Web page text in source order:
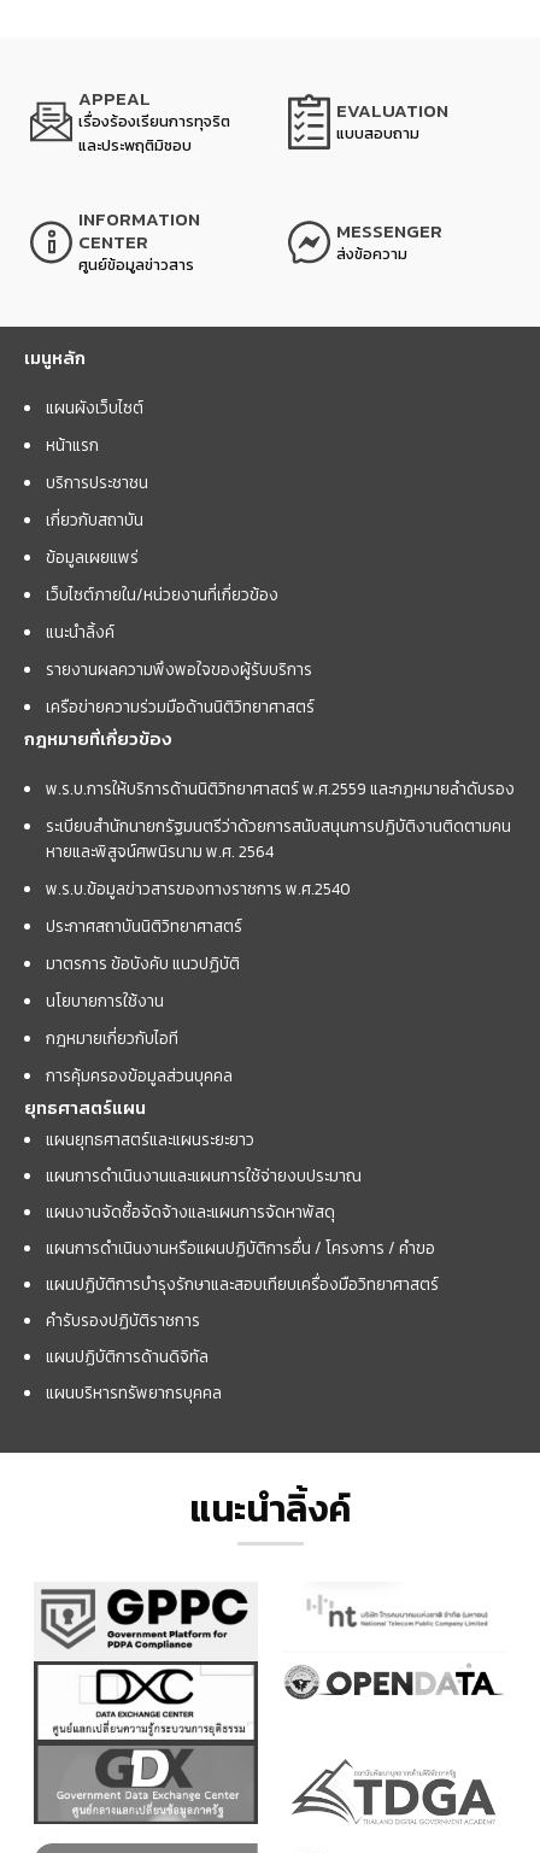
APPEAL
เรื่องร้องเรียนการทุจริต
และประพฤติมิชอบ
EVALUATION
แบบสอบถาม
INFORMATION
CENTER
ศูนย์ข้อมูลข่าวสาร
MESSENGER
ส่งข้อความ
เมนูหลัก
แผนผังเว็บไซต์
หน้าแรก
บริการประชาชน
เกี่ยวกับสถาบัน
ข้อมูลเผยแพร่
เว็บไซต์ภายใน/หน่วยงานที่เกี่ยวข้อง
แนะนำลิ้งค์
รายงานผลความพึงพอใจของผู้รับบริการ
เครือข่ายความร่วมมือด้านนิติวิทยาศาสตร์
กฎหมายที่เกี่ยวข้อง
พ.ร.บ.การให้บริการด้านนิติวิทยาศาสตร์ พ.ศ.2559 และกฏหมายลำดับรอง
ระเบียบสำนักนายกรัฐมนตรีว่าด้วยการสนับสนุนการปฏิบัติงานติดตามคน
หายและพิสูจน์ศพนิรนาม พ.ศ. 2564
พ.ร.บ.ข้อมูลข่าวสารของทางราชการ พ.ศ.2540
ประกาศสถาบันนิติวิทยาศาสตร์
มาตรการ ข้อบังคับ แนวปฏิบัติ
นโยบายการใช้งาน
กฎหมายเกี่ยวกับไอที
การคุ้มครองข้อมูลส่วนบุคคล
ยุทธศาสตร์แผน
แผนยุทธศาสตร์และแผนระยะยาว
แผนการดำเนินงานและแผนการใช้จ่ายงบประมาณ
แผนงานจัดซื้อจัดจ้างและแผนการจัดหาพัสดุ
แผนการดำเนินงานหรือแผนปฏิบัติการอื่น / โครงการ / คำขอ
แผนปฏิบัติการบำรุงรักษาและสอบเทียบเครื่องมือวิทยาศาสตร์
คำรับรองปฏิบัติราชการ
แผนปฏิบัติการด้านดิจิทัล
แผนบริหารทรัพยากรบุคคล
แนะนำลิ้งค์